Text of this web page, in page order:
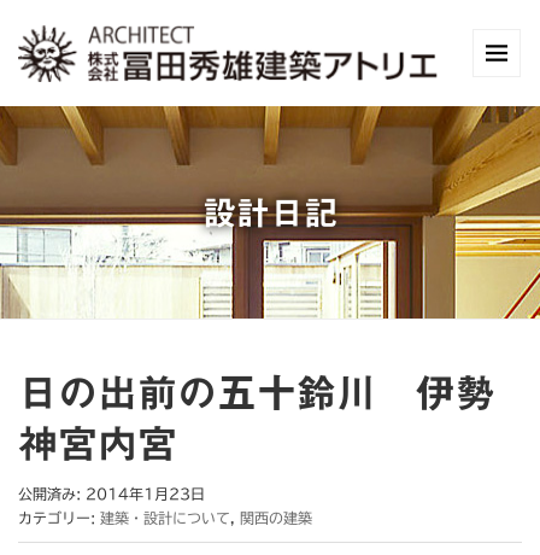
設計日記
日の出前の五十鈴川 伊勢
神宮内宮
公開済み: 2014年1月23日
カテゴリー: 建築・設計について 関西の建築